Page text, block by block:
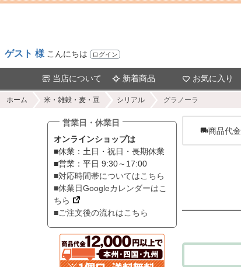
ゲスト 様 こんにちは ログイン
当店について 新着商品 お気に入り
ホーム 米・雑穀・麦・豆 シリアル グラノーラ
営業日・休業日
オンラインショップは
■休業：土日・祝日・長期休業
■営業：平日 9:30～17:00
■対応時間帯についてはこちら
■休業日Googleカレンダーはこ
ちら
■ご注文後の流れはこちら
商品代金